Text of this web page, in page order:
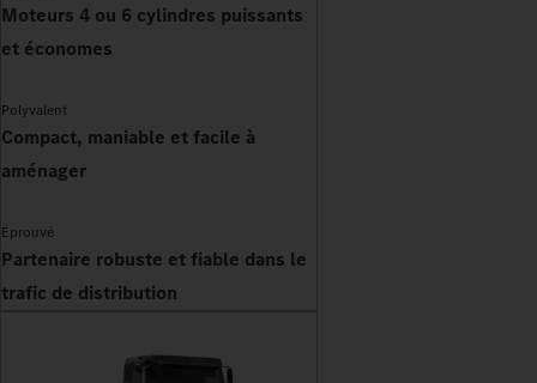
Moteurs 4 ou 6 cylindres puissants
et économes
Polyvalent
Compact, maniable et facile à
aménager
Éprouvé
Partenaire robuste et fiable dans le
trafic de distribution